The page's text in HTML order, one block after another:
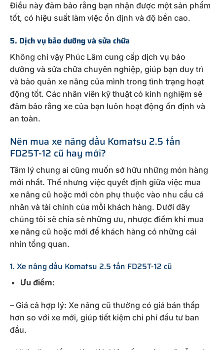
Điều này đảm bảo rằng bạn nhận được một sản phẩm
tốt, có hiệu suất làm việc ổn định và độ bền cao.
5. Dịch vụ bảo dưỡng và sửa chữa
Không chỉ vậy Phúc Lâm cung cấp dịch vụ bảo
dưỡng và sửa chữa chuyên nghiệp, giúp bạn duy trì
và bảo quản xe nâng của mình trong tình trạng hoạt
động tốt. Các nhân viên kỹ thuật có kinh nghiệm sẽ
đảm bảo rằng xe của bạn luôn hoạt động ổn định và
an toàn.
Nên mua xe nâng dầu Komatsu 2.5 tấn
FD25T-12 cũ hay mới?
Tâm lý chung ai cũng muốn sở hữu những món hàng
mới nhất. Thế nhưng việc quyết định giữa việc mua
xe nâng cũ hoặc mới còn phụ thuộc vào nhu cầu cá
nhân và tài chính của mỗi khách hàng. Dưới đây
chúng tôi sẽ chia sẻ những ưu, nhược điểm khi mua
xe nâng cũ hoặc mới để khách hàng có những cái
nhìn tổng quan.
1. Xe nâng dầu Komatsu 2.5 tấn FD25T-12 cũ
Ưu điểm:
– Giá cả hợp lý: Xe nâng cũ thường có giá bán thấp
hơn so với xe mới, giúp tiết kiệm chi phí đầu tư ban
đầu.